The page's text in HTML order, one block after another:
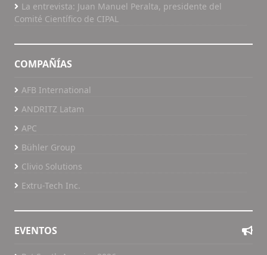
La entrevista: Juan Manuel Peralta, presidente del
Comité Científico de CIPAL
COMPAÑÍAS
AFB International
ANDRITZ Latam
APC
Bühler Group
Clivio Solutions
Extru-Tech Inc.
EVENTOS